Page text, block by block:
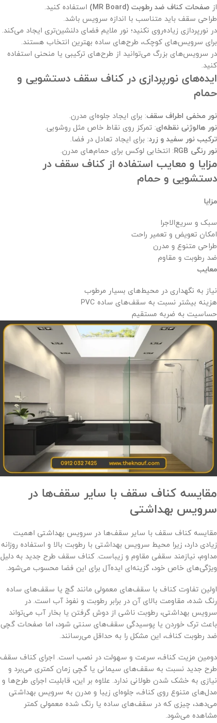
از صفحات کناف ضد رطوبت (MR Board)
استفاده کنید.
طراحی سقف باید متناسب با اندازه سرویس باشد.
در نورپردازی زیاده‌روی نکنید؛ نور ملایم فضای دلنشین‌تری ایجاد می‌کند.
برای سرویس‌های کوچک، طرح‌های ساده بهترین انتخاب هستند.
در سرویس‌های بزرگ می‌توانید از طرح‌های ترکیبی یا منحنی استفاده
کنید.
ایده‌های نورپردازی در کناف سقف دستشویی و
حمام
نور مخفی اطراف سقف: برای ایجاد جلوه‌ای مدرن.
نور هالوژنی نقطه‌ای: تمرکز روی نقاط خاص مثل روشویی.
ترکیب نور سفید و زرد: برای ایجاد تعادل در فضا.
نور رنگی
: انتخابی لوکس برای حمام‌های مدرن.
مزایا و معایب استفاده از کناف سقف در
دستشویی و حمام
مزایا
سبک و سریع‌الاجرا
امکان تعویض و تعمیر راحت
طراحی متنوع و مدرن
ضد رطوبت و مقاوم
معایب
نیاز به نگهداری در محیط‌های بسیار مرطوب
هزینه بیشتر نسبت به سقف‌های ساده PVC
حساسیت به ضربه مستقیم
مقایسه کناف سقف با سایر سقف‌ها در
سرویس بهداشتی
مقایسه کناف سقف با سایر سقف‌ها در سرویس بهداشتی اهمیت
زیادی دارد، زیرا محیط سرویس بهداشتی با رطوبت بالا و استفاده روزانه
مداوم، نیازمند سقفی مقاوم و زیباست. کناف سقف طرح جدید به دلیل
ویژگی‌های خاص خود، گزینه‌ای ایده‌آل برای این فضا محسوب می‌شود.
اولین تفاوت کناف با سقف‌های معمولی مانند گچ یا سقف‌های ساده
رنگ شده، مقاومت بالای آن در برابر رطوبت و نفوذ آب است. در
سرویس بهداشتی، رطوبت ناشی از دوش گرفتن یا بخار آب می‌تواند
باعث ترک خوردن یا پوسیدگی سقف‌های سنتی شود، اما صفحات گچی
ضد رطوبت کناف، این مشکل را به حداقل می‌رسانند.
دومین مزیت کناف، سرعت و سهولت در نصب است. اجرای کناف سقف
طرح جدید نسبت به سقف‌های سیمانی یا گچی زمان کمتری می‌برد و
نیازی به خشک شدن طولانی ندارد. علاوه بر این، قابلیت اجرای طرح‌ها و
مدل‌های متنوع روی کناف، جلوه‌ای زیبا و مدرن به سرویس بهداشتی
می‌دهد، چیزی که در سقف‌های ساده یا رنگ شده معمولی کمتر
مشاهده می‌شود.